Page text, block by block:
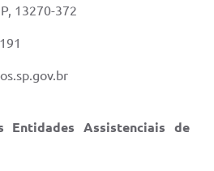
13270-372
Entidades Assistenciais de